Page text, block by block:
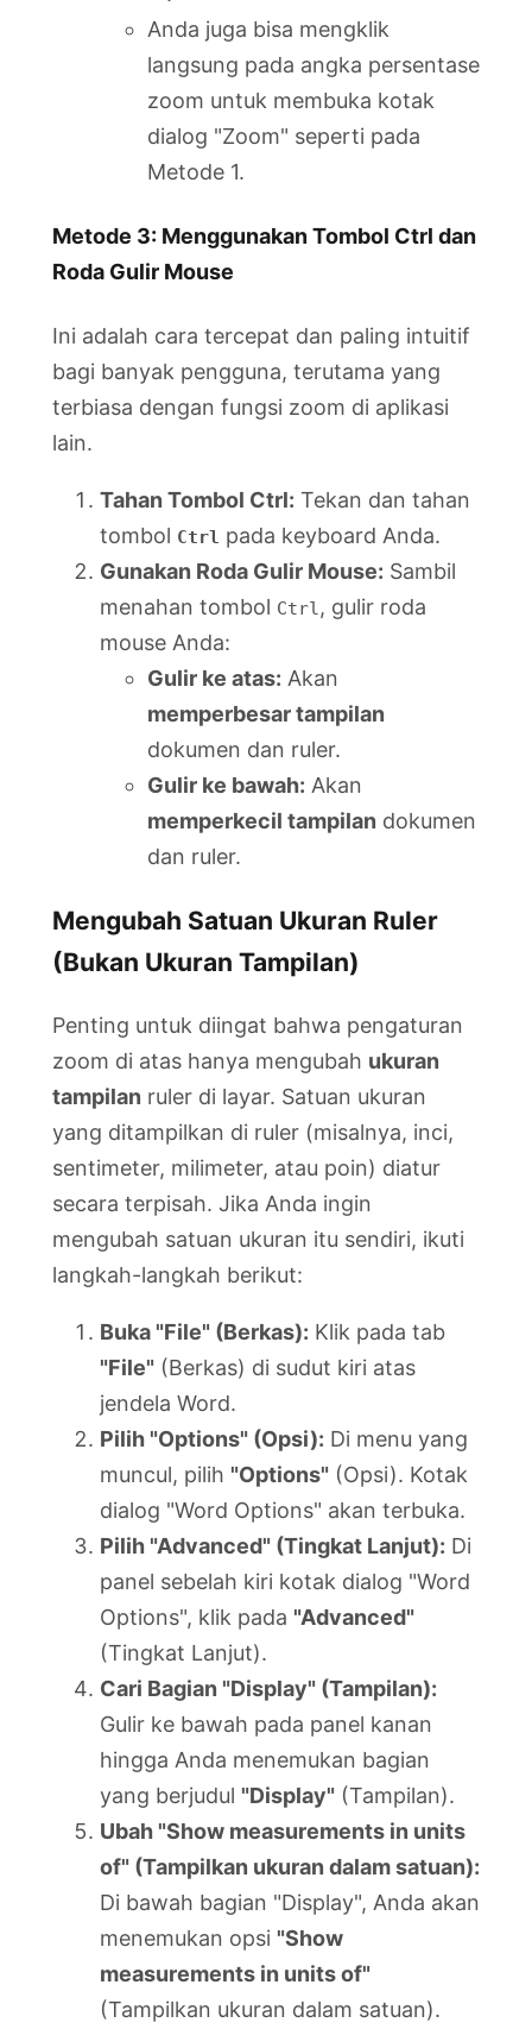
Anda juga bisa mengklik
langsung pada angka persentase
zoom untuk membuka kotak
dialog "Zoom" seperti pada
Metode 1.
Metode 3: Menggunakan Tombol Ctrl dan
Roda Gulir Mouse
Ini adalah cara tercepat dan paling intuitif
bagi banyak pengguna, terutama yang
terbiasa dengan fungsi zoom di aplikasi
lain.
Tahan Tombol Ctrl: Tekan dan tahan
tombol Ctrl pada keyboard Anda.
Gunakan Roda Gulir Mouse: Sambil
menahan tombol Ctrl , gulir roda
mouse Anda:
Gulir ke atas: Akan
memperbesar tampilan
dokumen dan ruler.
Gulir ke bawah: Akan
memperkecil tampilan dokumen
dan ruler.
Mengubah Satuan Ukuran Ruler
(Bukan Ukuran Tampilan)
Penting untuk diingat bahwa pengaturan
zoom di atas hanya mengubah ukuran
tampilan ruler di layar. Satuan ukuran
yang ditampilkan di ruler (misalnya, inci,
sentimeter, milimeter, atau poin) diatur
secara terpisah. Jika Anda ingin
mengubah satuan ukuran itu sendiri, ikuti
langkah-langkah berikut:
Buka "File" (Berkas): Klik pada tab
"File" (Berkas) di sudut kiri atas
jendela Word.
Pilih "Options" (Opsi): Di menu yang
muncul, pilih "Options" (Opsi). Kotak
dialog "Word Options" akan terbuka.
Pilih "Advanced" (Tingkat Lanjut): Di
panel sebelah kiri kotak dialog "Word
Options", klik pada "Advanced"
(Tingkat Lanjut).
Cari Bagian "Display" (Tampilan):
Gulir ke bawah pada panel kanan
hingga Anda menemukan bagian
yang berjudul "Display" (Tampilan).
Ubah "Show measurements in units
of" (Tampilkan ukuran dalam satuan):
Di bawah bagian "Display", Anda akan
menemukan opsi "Show
measurements in units of"
(Tampilkan ukuran dalam satuan).